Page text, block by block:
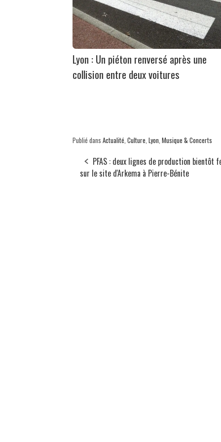
Lyon : Un piéton renversé après une
collision entre deux voitures
Publié dans Actualité Culture Lyon Musique & Concerts
PFAS : deux lignes de production bientôt
sur le site d'Arkema à Pierre-Bénite